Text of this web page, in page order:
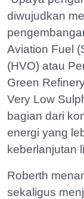
diwujudkan
Aviation Fuel
(HVO) atau
Green
Very Low
bagian dari
energi yang
keberlanjutan
Roberth
sekaligus